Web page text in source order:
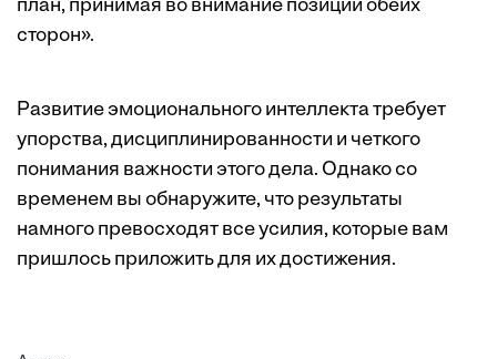
план, принимая во внимание позиции обеих
сторон».
Развитие эмоционального интеллекта требует
упорства, дисциплинированности и четкого
понимания важности этого дела. Однако со
временем вы обнаружите, что результаты
намного превосходят все усилия, которые вам
пришлось приложить для их достижения.